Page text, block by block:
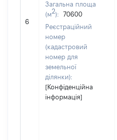
6
Загальна площа
(м2):
70600
Реєстраційний
номер
(кадастровий
номер для
земельної
ділянки):
[Конфіденційна
інформація]